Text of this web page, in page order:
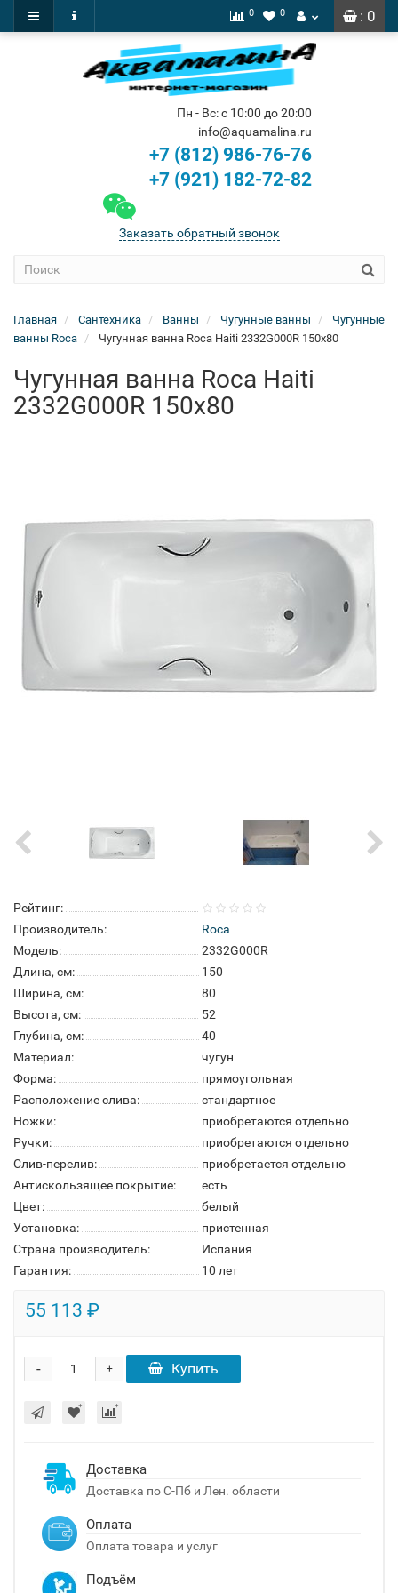
: 0
0 0
Пн - Вс: с 10:00 до 20:00
info@aquamalina.ru
+7 (812) 986-76-76
+7 (921) 182-72-82
Заказать обратный звонок
Главная Сантехника Ванны Чугунные ванны
Чугунные
ванны Roca
Чугунная ванна Roca Haiti 2332G000R 150x80
Чугунная ванна Roca Haiti
2332G000R 150x80
Рейтинг:
Производитель:
Roca
Модель:
2332G000R
Длина, см:
150
Ширина, см:
80
Высота, см:
52
Глубина, см:
40
Материал:
чугун
Форма:
прямоугольная
Расположение слива:
стандартное
Ножки:
приобретаются отдельно
Ручки:
приобретаются отдельно
Слив-перелив:
приобретается отдельно
Антискользящее покрытие:
есть
Цвет:
белый
Установка:
пристенная
Страна производитель:
Испания
Гарантия:
10 лет
55 113 ₽
+
- Купить
Доставка
Доставка по С-Пб и Лен. области
Оплата
Оплата товара и услуг
Подъём